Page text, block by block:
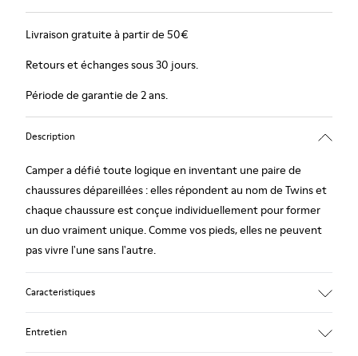
Livraison gratuite à partir de 50€
Retours et échanges sous 30 jours.
Période de garantie de 2 ans.
Description
Camper a défié toute logique en inventant une paire de
chaussures dépareillées : elles répondent au nom de Twins et
chaque chaussure est conçue individuellement pour former
un duo vraiment unique. Comme vos pieds, elles ne peuvent
pas vivre l'une sans l'autre.
Caracteristiques
Entretien